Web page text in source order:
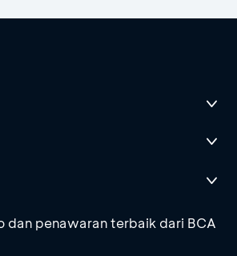
dan penawaran terbaik dari BCA